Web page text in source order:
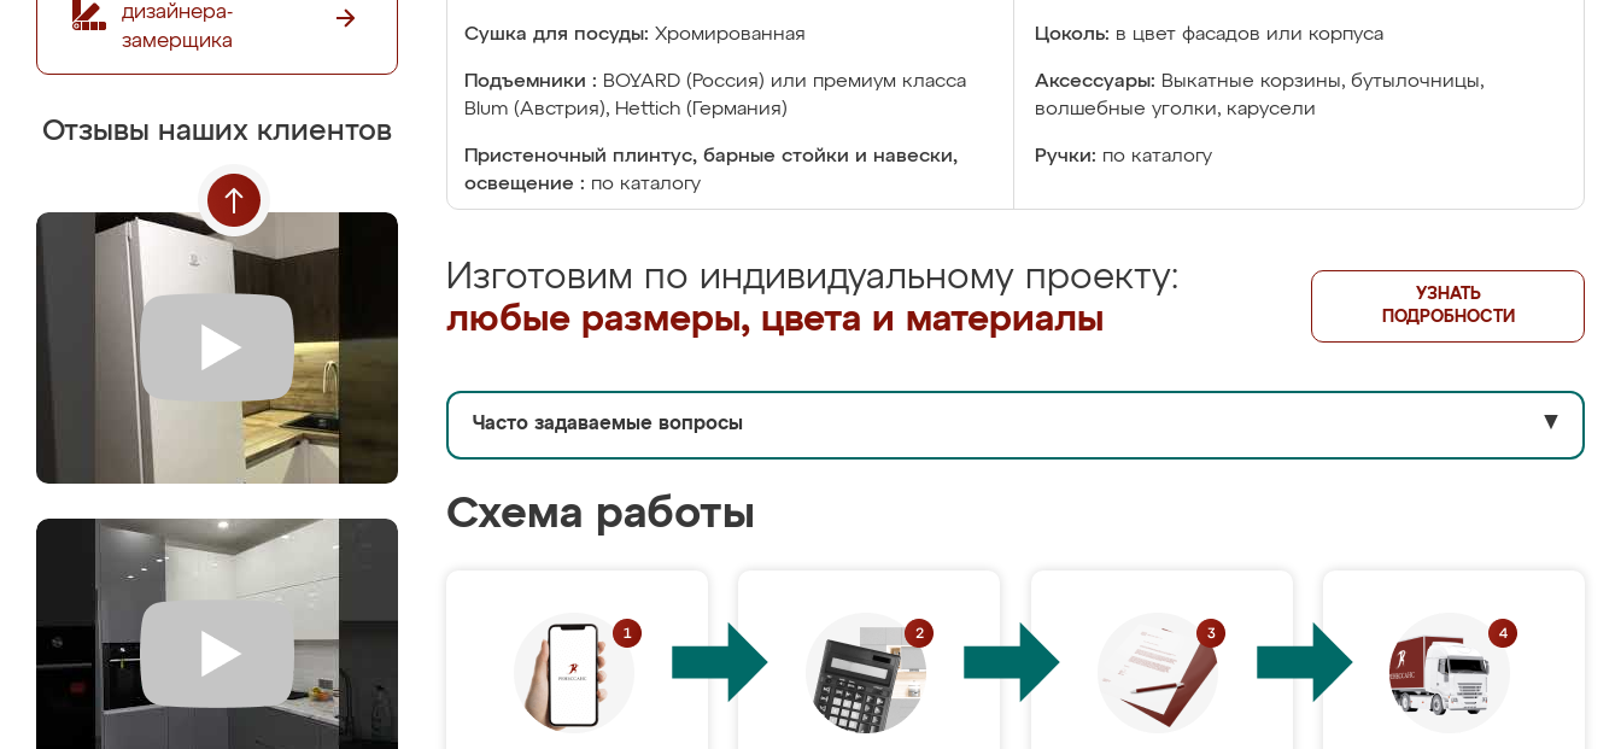
дизайнера-
замерщика
Отзывы наших клиентов
Сушка для посуды: Хромированная Цоколь: в цвет фасадов или корпуса
Подъемники : BOYARD (Россия) или премиум класса
Blum (Австрия), Hettich (Германия)
Аксессуары: Выкатные корзины, бутылочницы,
волшебные уголки, карусели
Пристеночный плинтус, барные стойки и навески,
освещение : по каталогу
Ручки: по каталогу
Изготовим по индивидуальному проекту:
любые размеры, цвета и материалы
УЗНАТЬ
ПОДРОБНОСТИ
Часто задаваемые вопросы ▼
Схема работы